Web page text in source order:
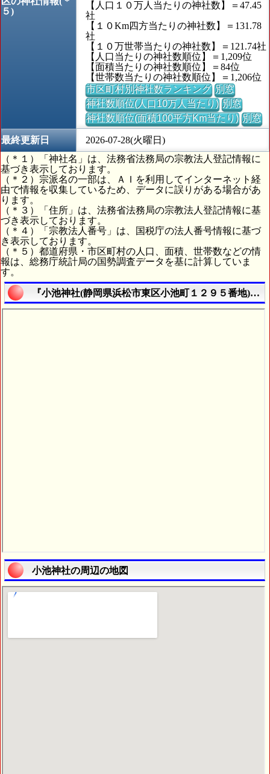
５)
【人口１０万人当たりの神社数】＝47.45
社
【１０Km四方当たりの神社数】＝131.78
社
【１０万世帯当たりの神社数】＝121.74社
【人口当たりの神社数順位】＝1,209位
【面積当たりの神社数順位】＝84位
【世帯数当たりの神社数順位】＝1,206位
市区町村別神社数ランキング 別窓
神社数順位(人口10万人当たり) 別窓
神社数順位(面積100平方Km当たり) 別窓
最終更新日
2026-07-28(火曜日)
（＊１）「神社名」は、法務省法務局の宗教法人登記情報に
基づき表示しております。
（＊２）宗派名の一部は、ＡＩを利用してインターネット経
由で情報を収集しているため、データに誤りがある場合があ
ります。
（＊３）「住所」は、法務省法務局の宗教法人登記情報に基
づき表示しております。
（＊４）「宗教法人番号」は、国税庁の法人番号情報に基づ
き表示しております。
（＊５）都道府県・市区町村の人口、面積、世帯数などの情
報は、総務庁統計局の国勢調査データを基に計算していま
す。
『小池神社(静岡県浜松市東区小池町１２９５番地)』
小池神社の周辺の地図